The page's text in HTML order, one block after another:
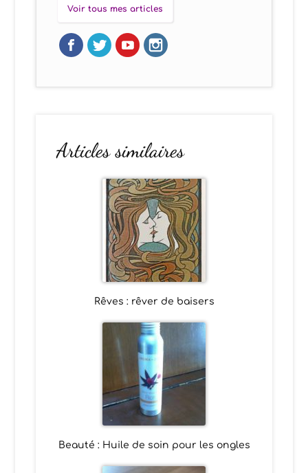
Voir tous mes articles
Articles similaires
Rêves : rêver de baisers
Beauté : Huile de soin pour les ongles